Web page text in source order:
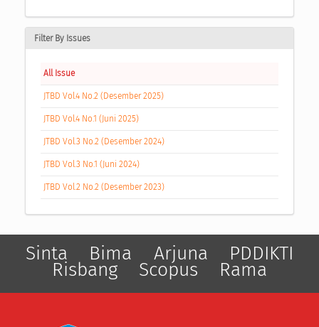
Filter By Issues
All Issue
JTBD Vol.4 No.2 (Desember 2025)
JTBD Vol.4 No.1 (Juni 2025)
JTBD Vol.3 No.2 (Desember 2024)
JTBD Vol.3 No.1 (Juni 2024)
JTBD Vol.2 No.2 (Desember 2023)
Sinta Bima Arjuna PDDIKTI
Risbang Scopus Rama